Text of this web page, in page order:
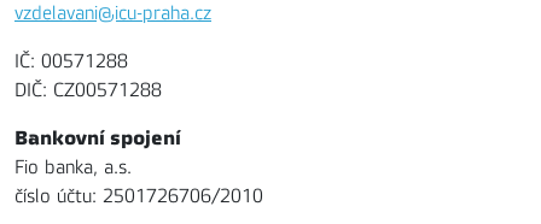
vzdelavani@icu-praha.cz
IČ: 00571288
DIČ: CZ00571288
Bankovní spojení
Fio banka, a.s.
číslo účtu: 2501726706/2010